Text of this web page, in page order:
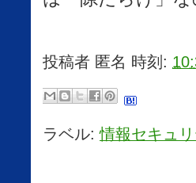
投稿者 匿名 時刻:
ラベル:情報セキュリ